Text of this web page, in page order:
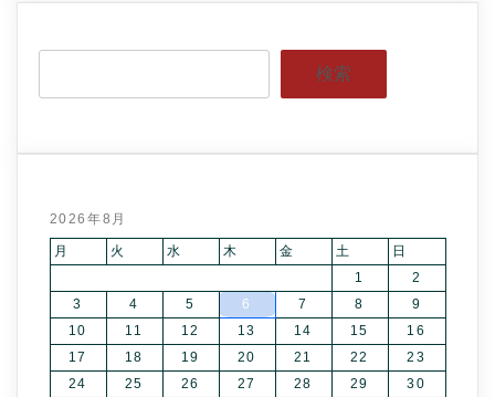
検索
2026年8月
月 火 水 木 金 土
日
1
2
3
4 5 6 7 8
9
10
11 12 13 14 15
16
17
18 19 20 21 22
23
24
25 26 27 28 29
30